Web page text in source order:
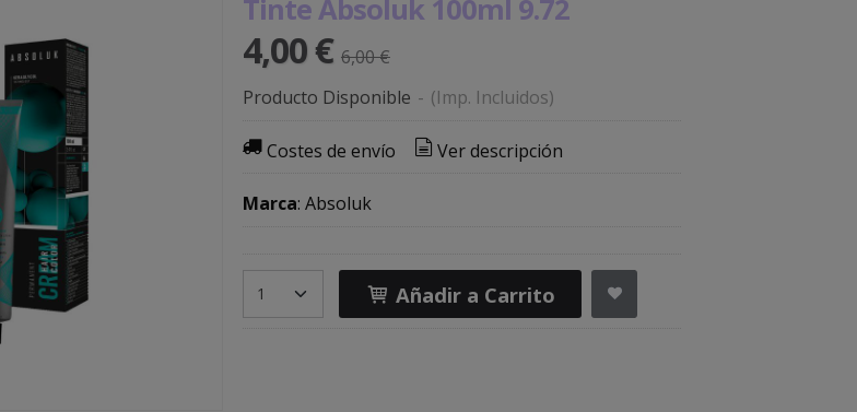
Tinte Absoluk 100ml 9.72
4,00 € 6,00 €
Producto Disponible - (Imp. Incluidos)
Costes de envío Ver descripción
Marca: Absoluk
Añadir a Carrito